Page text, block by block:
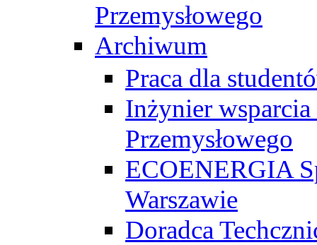
Przemysłowego
Archiwum
Praca dla
Inżynier wsparcia
Przemysłowego
ECOENERGIA
Warszawie
Doradca